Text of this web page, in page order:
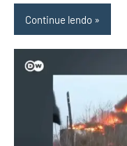
Continue lendo